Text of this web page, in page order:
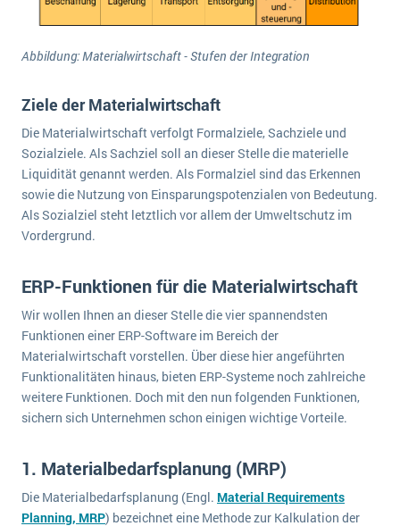
Abbildung: Materialwirtschaft - Stufen der Integration
Ziele der Materialwirtschaft
Die Materialwirtschaft verfolgt Formalziele, Sachziele und
Sozialziele. Als Sachziel soll an dieser Stelle die materielle
Liquidität genannt werden. Als Formalziel sind das Erkennen
sowie die Nutzung von Einsparungspotenzialen von Bedeutung.
Als Sozialziel steht letztlich vor allem der Umweltschutz im
Vordergrund.
ERP-Funktionen für die Materialwirtschaft
Wir wollen Ihnen an dieser Stelle die vier spannendsten
Funktionen einer ERP-Software im Bereich der
Materialwirtschaft vorstellen. Über diese hier angeführten
Funktionalitäten hinaus, bieten ERP-Systeme noch zahlreiche
weitere Funktionen. Doch mit den nun folgenden Funktionen,
sichern sich Unternehmen schon einigen wichtige Vorteile.
1. Materialbedarfsplanung (MRP)
Die Materialbedarfsplanung (Engl. Material Requirements
Planning, MRP) bezeichnet eine Methode zur Kalkulation der